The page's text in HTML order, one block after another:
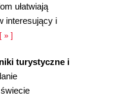
ułatwiają
interesujący i
[ » ]
turystyczne i